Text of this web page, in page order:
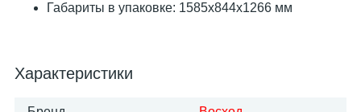
Габариты в упаковке: 1585х844х1266 мм
Характеристики